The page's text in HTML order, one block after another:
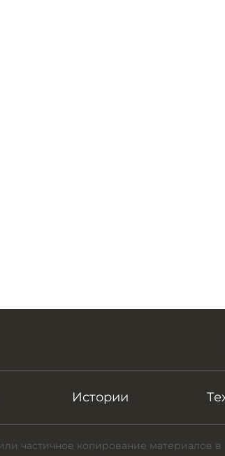
Истории
частичное копирование материалов в